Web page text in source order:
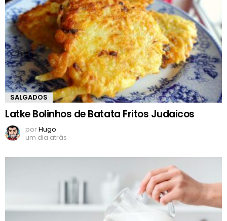
SALGADOS
Latke Bolinhos de Batata Fritos Judaicos
porHugo
um dia atrás